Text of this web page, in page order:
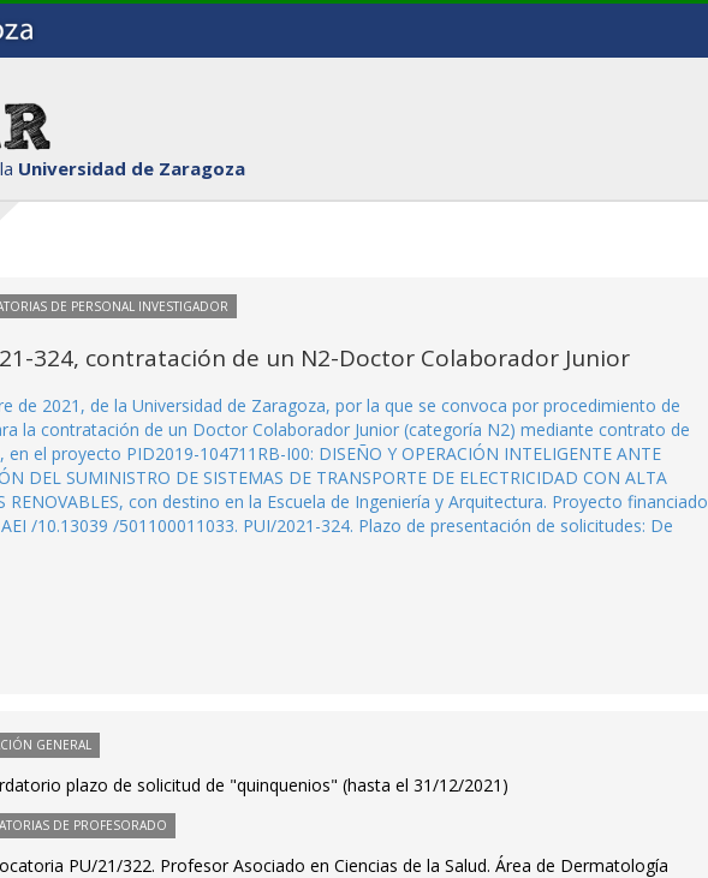
Universidad de Zaragoza
DE PERSONAL INVESTIGADOR
324, contratación de un N2-Doctor Colaborador Junior
de 2021, de la Universidad de Zaragoza, por la que se convoca por procedimiento de
la contratación de un Doctor Colaborador Junior (categoría N2) mediante contrato de
el proyecto PID2019-104711RB-I00: DISEÑO Y OPERACIÓN INTELIGENTE ANTE
DEL SUMINISTRO DE SISTEMAS DE TRANSPORTE DE ELECTRICIDAD CON ALTA
RENOVABLES, con destino en la Escuela de Ingeniería y Arquitectura. Proyecto financiado
/10.13039 /501100011033. PUI/2021-324. Plazo de presentación de solicitudes: De
GENERAL
plazo de solicitud de "quinquenios" (hasta el 31/12/2021)
DE PROFESORADO
PU/21/322. Profesor Asociado en Ciencias de la Salud. Área de Dermatología